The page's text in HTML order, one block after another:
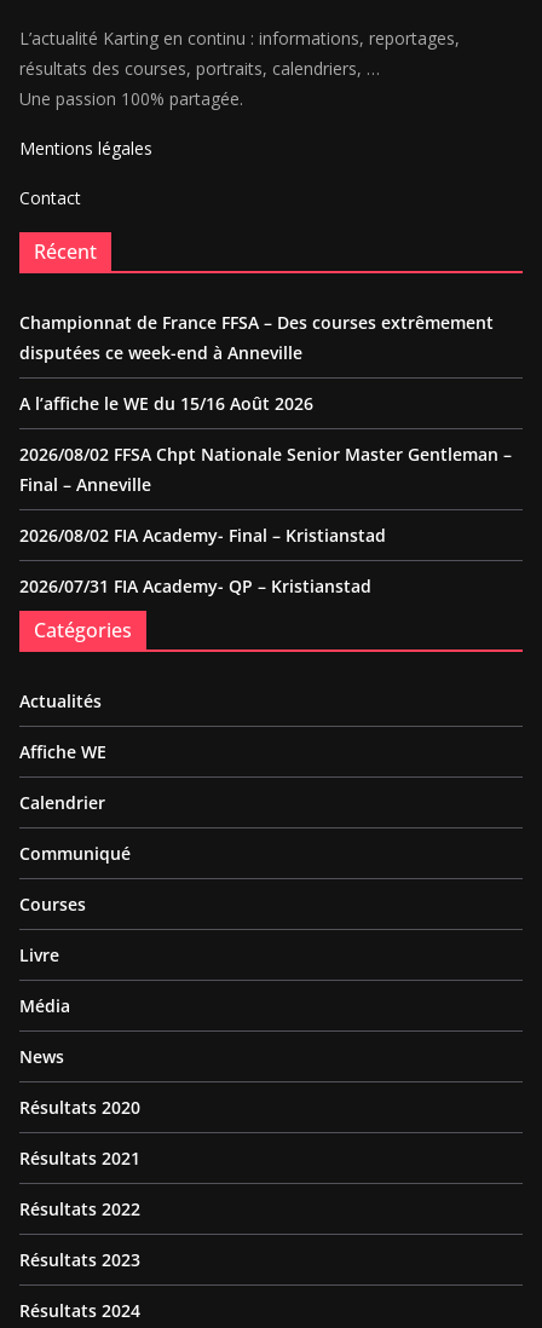
L’actualité Karting en continu : informations, reportages,
résultats des courses, portraits, calendriers, …
Une passion 100% partagée.
Mentions légales
Contact
Récent
Championnat de France FFSA – Des courses extrêmement
disputées ce week-end à Anneville
A l’affiche le WE du 15/16 Août 2026
2026/08/02 FFSA Chpt Nationale Senior Master Gentleman –
Final – Anneville
2026/08/02 FIA Academy- Final – Kristianstad
2026/07/31 FIA Academy- QP – Kristianstad
Catégories
Actualités
Affiche WE
Calendrier
Communiqué
Courses
Livre
Média
News
Résultats 2020
Résultats 2021
Résultats 2022
Résultats 2023
Résultats 2024